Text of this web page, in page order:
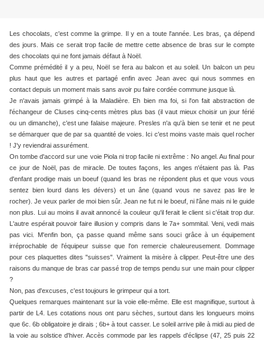
Les chocolats, c'est comme la grimpe. Il y en a toute l'année. Les bras, ça dépend
des jours. Mais ce serait trop facile de mettre cette absence de bras sur le compte
des chocolats qui ne font jamais défaut à Noël.
Comme prémédité il y a peu, Noël se fera au balcon et au soleil. Un balcon un peu
plus haut que les autres et partagé enfin avec Jean avec qui nous sommes en
contact depuis un moment mais sans avoir pu faire cordée commune jusque là.
Je n'avais jamais grimpé à la Maladière. Eh bien ma foi, si l'on fait abstraction de
l'échangeur de Cluses cinq-cents mètres plus bas (il vaut mieux choisir un jour férié
ou un dimanche), c'est une falaise majeure. Presles n'a qu'à bien se tenir et ne peut
se démarquer que de par sa quantité de voies. Ici c'est moins vaste mais quel rocher
! J'y reviendrai assurément.
On tombe d'accord sur une voie Piola ni trop facile ni extrême : No angel. Au final pour
ce jour de Noël, pas de miracle. De toutes façons, les anges n'étaient pas là. Pas
d'enfant prodige mais un boeuf (quand les bras ne répondent plus et que vous vous
sentez bien lourd dans les dévers) et un âne (quand vous ne savez pas lire le
rocher). Je veux parler de moi bien sûr. Jean ne fut ni le boeuf, ni l'âne mais ni le guide
non plus. Lui au moins il avait annoncé la couleur qu'il ferait le client si c'était trop dur.
L'autre espérait pouvoir faire illusion y compris dans le 7a+ sommital. Veni, vedi mais
pas vici. M'enfin bon, ça passe quand même sans souci grâce à un équipement
irréprochable de l'équipeur suisse que l'on remercie chaleureusement. Dommage
pour ces plaquettes dites "suisses". Vraiment la misère à clipper. Peut-être une des
raisons du manque de bras car passé trop de temps pendu sur une main pour clipper
?
Non, pas d'excuses, c'est toujours le grimpeur qui a tort.
Quelques remarques maintenant sur la voie elle-même. Elle est magnifique, surtout à
partir de L4. Les cotations nous ont paru sèches, surtout dans les longueurs moins
que 6c. 6b obligatoire je dirais ; 6b+ à tout casser. Le soleil arrive pile à midi au pied de
la voie au solstice d'hiver. Accès commode par les rappels d'éclipse (47, 25 puis 22